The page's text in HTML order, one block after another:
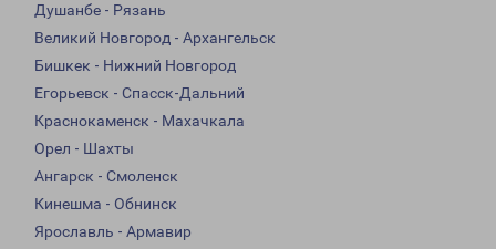
Душанбе - Рязань
Великий Новгород - Архангельск
Бишкек - Нижний Новгород
Егорьевск - Спасск-Дальний
Краснокаменск - Махачкала
Орел - Шахты
Ангарск - Смоленск
Кинешма - Обнинск
Ярославль - Армавир